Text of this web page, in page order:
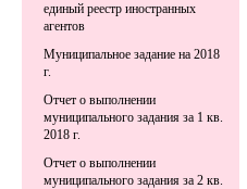
единый реестр иностранных
агентов
Муниципальное задание на 2018
г.
Отчет о выполнении
муниципального задания за 1 кв.
2018 г.
Отчет о выполнении
муниципального задания за 2 кв.